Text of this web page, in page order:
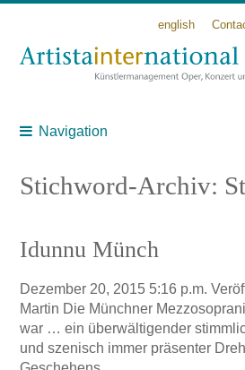
english
Navigation
Stichword-Archiv:
Idunnu Münch
Dezember 20, 2015 5:16 p.m.
Martin Die Münchner
war … ein überwältigender
und szenisch immer präsenter